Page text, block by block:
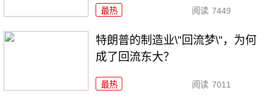
最热 阅读 7449
特朗普的制造业\"回流梦\"，为何
成了回流东大？
最热 阅读 7011